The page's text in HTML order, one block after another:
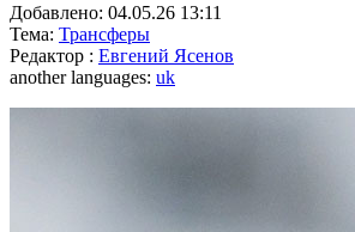
Добавлено: 04.05.26 13:11
Тема: Трансферы
Редактор : Евгений Ясенов
another languages: uk